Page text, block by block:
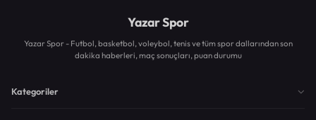
Yazar Spor
Yazar Spor - Futbol, basketbol, voleybol, tenis ve tüm spor dallarından son
dakika haberleri, maç sonuçları, puan durumu
Kategoriler